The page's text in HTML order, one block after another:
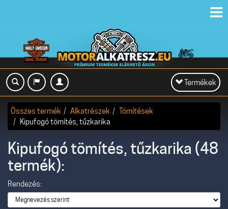
Toggle
navigation
Termékek
Összes termék Alkatrészek
Tömítések
Kipufogó tömítés, tűzkarika
Kipufogó tömítés, tűzkarika (48
termék):
Rendezés: